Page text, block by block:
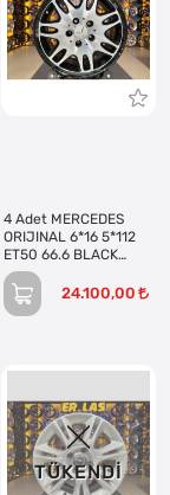
4 Adet MERCEDES
ORIJINAL 6*16 5*112
ET50 66.6 BLACK
MACK JANT REVİZE
EDİLMİŞ (Takım)
24.100,00
TÜKENDI